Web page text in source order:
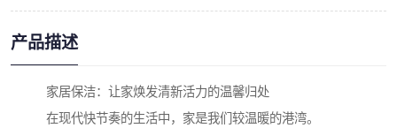
产品描述
家居保洁：让家焕发清新活力的温馨归处
在现代快节奏的生活中，家是我们较温暖的港湾。